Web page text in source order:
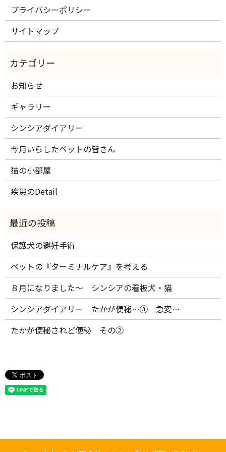
プライバシーポリシー
サイトマップ
お知らせ
ギャラリー
シンシアダイアリー
今月いらしたペットの皆さん
猫の小部屋
疾患のDetail
保護犬の避妊手術
ペットの『ターミナルケア』を考える
８月になりました～ シンシアの看板犬・猫
シンシアダイアリー たかが便秘…③ 急変…
たかが便秘されど便秘 その②